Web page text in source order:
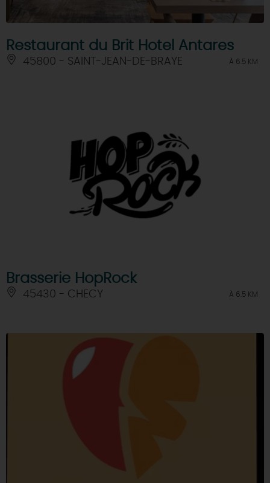
Restaurant du Brit Hotel Antares
45800 - SAINT-JEAN-DE-BRAYE À 6.5 KM
Brasserie HopRock
45430 - CHECY À 6.5 KM